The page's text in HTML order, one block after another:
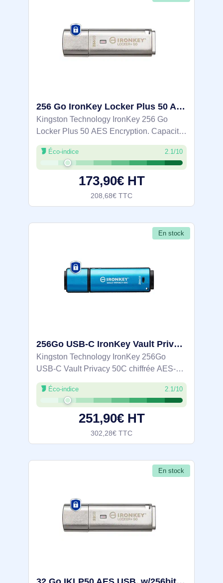
256 Go IronKey Locker Plus 50 AES Encryption - IKLP50/256GB
Kingston Technology IronKey 256 Go
Locker Plus 50 AES Encryption. Capacité:
256 Go, Interface de l'appareil: USB Type-
A, Version USB: 3.2 Gen 1 (3.1 Gen 1),
Vitesse de lecture: 145 Mo/s, Vitesse
Éco-indice 2.1/10
173,90€ HT
208,68€ TTC
En stock
256Go USB-C IronKey Vault Privacy 50C chiffrée AES-256, FIPS 197 - IKVP50C/256GB
Kingston Technology IronKey 256Go
USB-C Vault Privacy 50C chiffrée AES-
256, FIPS 197. Capacité: 256 Go,
Interface de l'appareil: USB Type-C,
Version USB: 3.2 Gen 1 (3.1 Gen 1),
Vitesse de lecture:
Éco-indice 2.1/10
251,90€ HT
302,28€ TTC
En stock